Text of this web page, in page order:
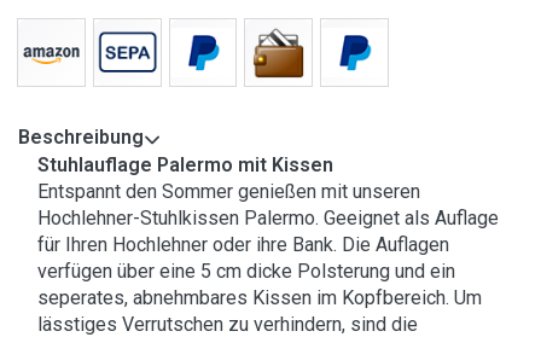
Beschreibung
Stuhlauflage Palermo mit Kissen
Entspannt den Sommer genießen mit unseren
Hochlehner-Stuhlkissen Palermo. Geeignet als Auflage
für Ihren Hochlehner oder ihre Bank. Die Auflagen
verfügen über eine 5 cm dicke Polsterung und ein
seperates, abnehmbares Kissen im Kopfbereich. Um
lässtiges Verrutschen zu verhindern, sind die